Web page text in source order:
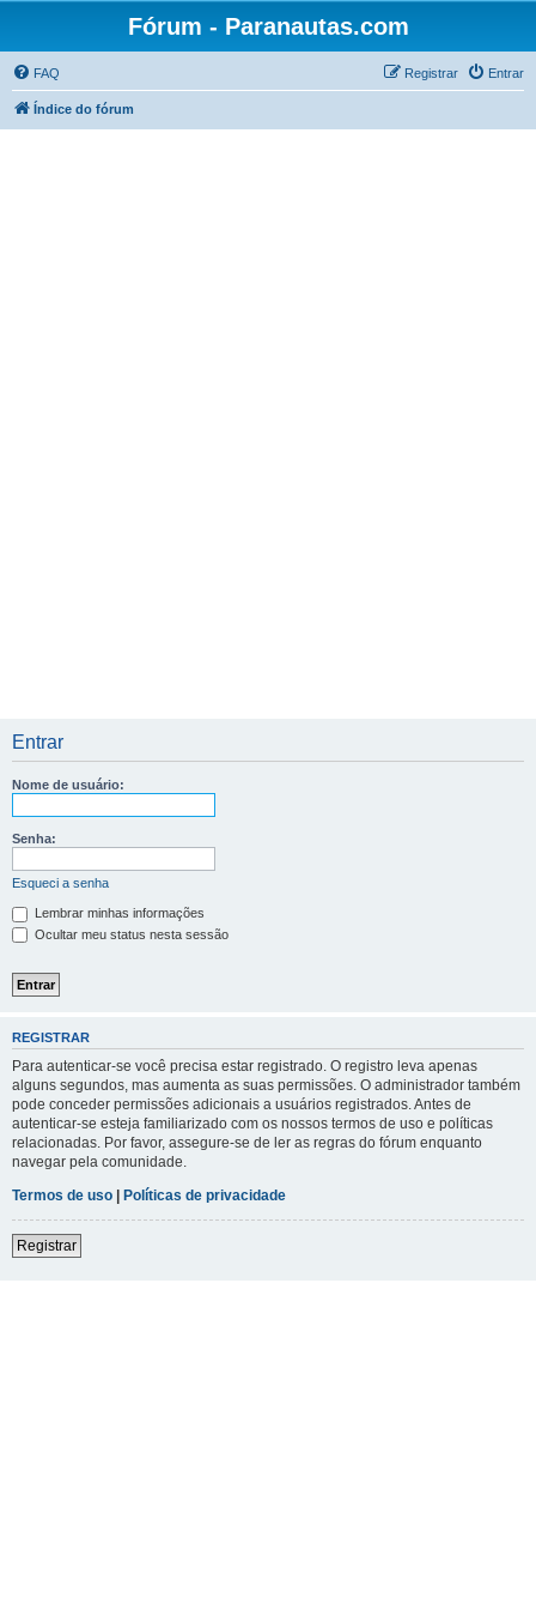
Fórum - Paranautas.com
FAQ Entrar
Registrar
Índice do fórum
Entrar
Nome de usuário:
Senha:
Esqueci a senha
Lembrar minhas informações
Ocultar meu status nesta sessão
REGISTRAR
Para autenticar-se você precisa estar registrado. O registro leva apenas
alguns segundos, mas aumenta as suas permissões. O administrador também
pode conceder permissões adicionais a usuários registrados. Antes de
autenticar-se esteja familiarizado com os nossos termos de uso e políticas
relacionadas. Por favor, assegure-se de ler as regras do fórum enquanto
navegar pela comunidade.
Termos de uso | Políticas de privacidade
Registrar